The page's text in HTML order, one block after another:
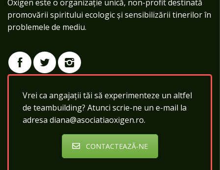
Oxigen este o organizație unică, non-profit destinată
promovării spiritului ecologic și sensibilizării tinerilor în
problemele de mediu.
Vrei ca angajații tăi să experimenteze un altfel
de teambuilding? Atunci scrie-ne un e-mail la
adresa diana@asociatiaoxigen.ro.
CONTACTEAZĂ-NE